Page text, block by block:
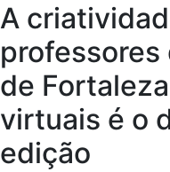
A
professores
de
virtuais é o
edição